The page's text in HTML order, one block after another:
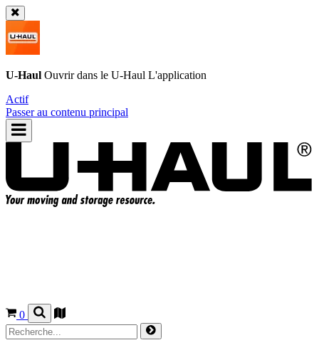
U-Haul Ouvrir dans le U-Haul L'application
Actif
Passer au contenu principal
0